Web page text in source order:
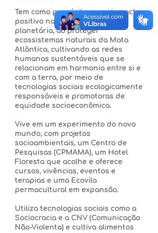
Tem como propósito gerar impacto
positivo na regeneração
planetária, ao proteger
ecossistemas naturais da Mata
Atlântica, cultivando as redes
humanas sustentáveis que se
relacionam em harmonia entre si e
com a terra, por meio de
tecnologias sociais ecologicamente
responsáveis e promotoras de
equidade socioeconômica.
Vive em um experimento do novo
mundo, com projetos
socioambientais, um Centro de
Pesquisas (CPMAMA), um Hotel
Floresta que acolhe e oferece
cursos, vivências, eventos e
terapias e uma Ecovila
permacultural em expansão.
Utiliza tecnologias sociais como a
Sociocracia e a CNV (Comunicação
Não-Violenta) e cultiva alimentos